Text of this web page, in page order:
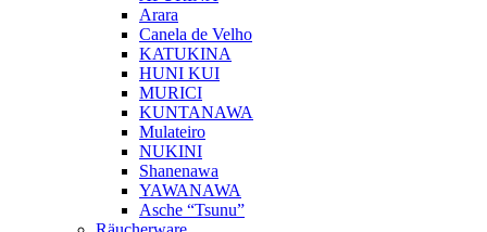
Arara
Canela de Velho
KATUKINA
HUNI KUI
MURICI
KUNTANAWA
Mulateiro
NUKINI
Shanenawa
YAWANAWA
Asche “Tsunu”